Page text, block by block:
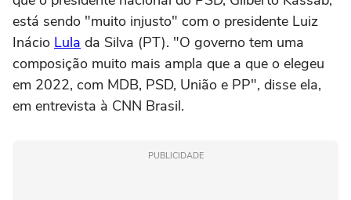
está sendo "muito injusto" com o presidente Luiz
Inácio Lula da Silva (PT). "O governo tem uma
composição muito mais ampla que a que o elegeu
em 2022, com MDB, PSD, União e PP", disse ela,
em entrevista à CNN Brasil.
PUBLICIDADE